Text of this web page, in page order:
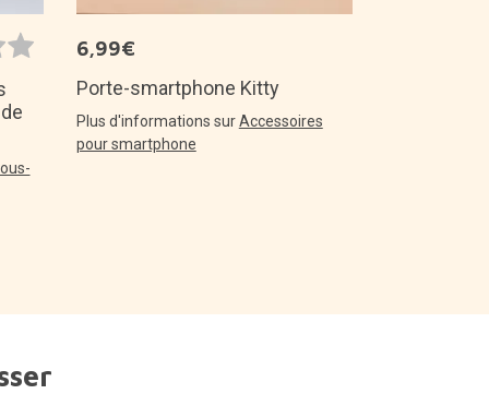
6,99€
Porte-smartphone Kitty
Plus d'informations surAccessoires
pour smartphone